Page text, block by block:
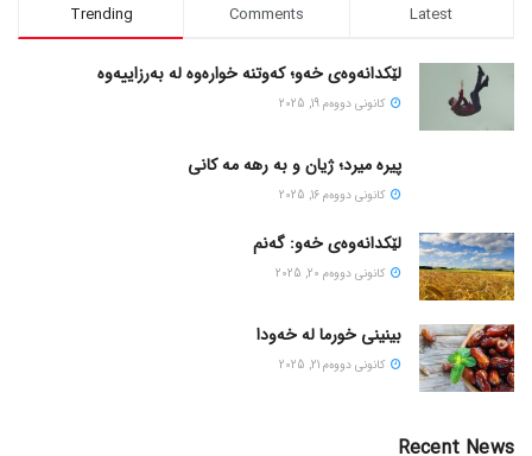
Trending Comments Latest
لێکدانەوەی خەو؛ کەوتنە خوارەوە لە بەرزاییەوە
كانونی دووه‌م 19, 2025
پیره میرد؛ ژیان و به رهه مه کانی
كانونی دووه‌م 16, 2025
لێکدانەوەی خەو: گەنم
كانونی دووه‌م 20, 2025
بینینی خورما لە خەودا
كانونی دووه‌م 21, 2025
Recent News